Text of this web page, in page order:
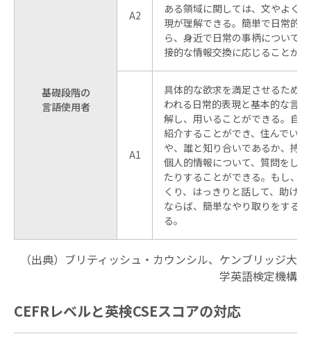
基礎段階の
言語使用者
A2
ある領域に関しては、文やよく
現が理解できる。簡単で日常的
ら、身近で日常の事柄について
接的な情報交換に応じることが
A1
具体的な欲求を満足させるため
われる日常的表現と基本的な言
解し、用いることができる。自
紹介することができ、住んでい
や、誰と知り合いであるか、持
個人的情報について、質問をし
たりすることができる。もし、
くり、はっきりと話して、助け
ならば、簡単なやり取りをする
る。
（出典）ブリティッシュ・カウンシル、ケンブリッジ大
学英語検定機構
CEFRレベルと英検CSEスコアの対応